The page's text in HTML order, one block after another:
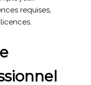
requises,